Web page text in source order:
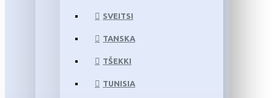
SVEITSI
TANSKA
TŠEKKI
TUNISIA